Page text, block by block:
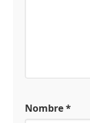
Nombre*